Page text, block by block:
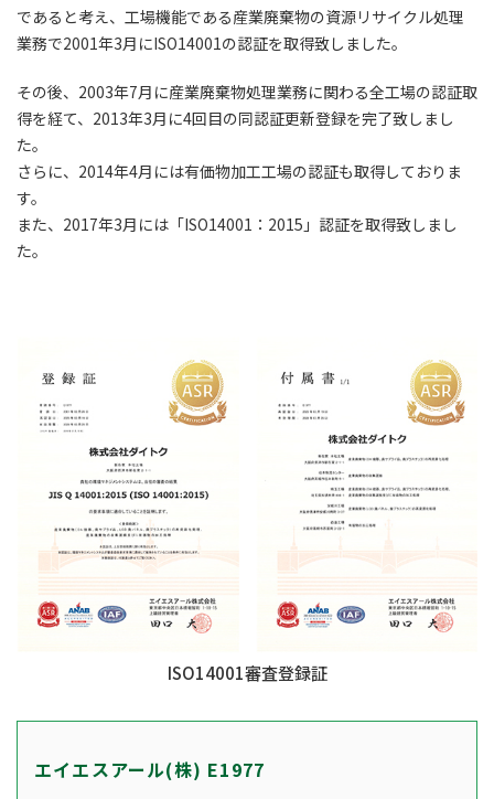
であると考え、工場機能である産業廃棄物の資源リサイクル処理
業務で2001年3月にISO14001の認証を取得致しました。
その後、2003年7月に産業廃棄物処理業務に関わる全工場の認証取
得を経て、2013年3月に4回目の同認証更新登録を完了致しまし
た。
さらに、2014年4月には有価物加工工場の認証も取得しておりま
す。
また、2017年3月には「ISO14001：2015」認証を取得致しまし
た。
ISO14001審査登録証
エイエスアール(株) E1977